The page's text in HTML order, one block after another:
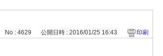
No : 4629 公開日時 : 2016/01/25 16:43 印刷